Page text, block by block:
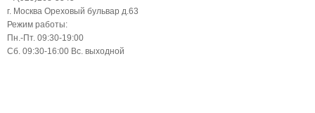
г. Москва Ореховый бульвар д.63
Режим работы:
Пн.-Пт. 09:30-19:00
Сб. 09:30-16:00 Вс. выходной